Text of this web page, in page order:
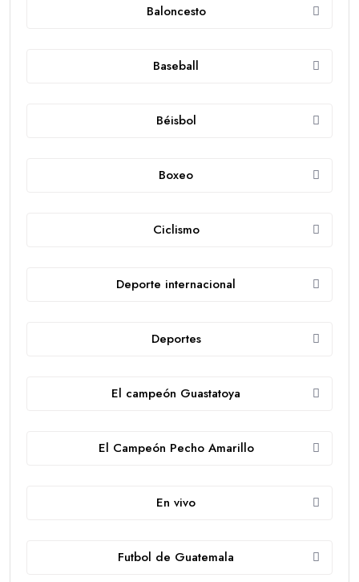
Baloncesto
Baseball
Béisbol
Boxeo
Ciclismo
Deporte internacional
Deportes
El campeón Guastatoya
El Campeón Pecho Amarillo
En vivo
Futbol de Guatemala